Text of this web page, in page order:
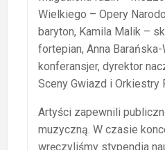
Wielkiego – Opery
baryton, Kamila Malik –
fortepian, Anna
konferansjer, dyrektor
Sceny Gwiazd i Orkiestry
Artyści zapewnili
muzyczną. W czasie
wręczyliśmy stypendia